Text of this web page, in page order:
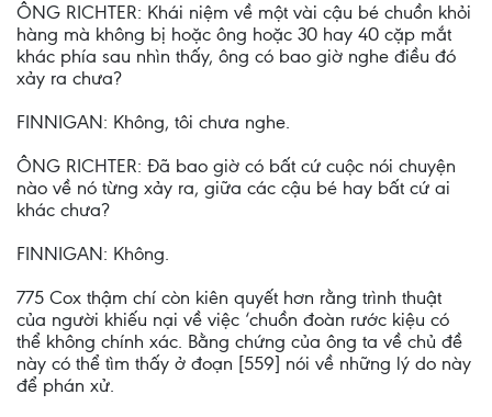
ÔNG RICHTER: Khái niệm về một vài cậu bé chuồn khỏi
hàng mà không bị hoặc ông hoặc 30 hay 40 cặp mắt
khác phía sau nhìn thấy, ông có bao giờ nghe điều đó
xảy ra chưa?
FINNIGAN: Không, tôi chưa nghe.
ÔNG RICHTER: Đã bao giờ có bất cứ cuộc nói chuyện
nào về nó từng xảy ra, giữa các cậu bé hay bất cứ ai
khác chưa?
FINNIGAN: Không.
775 Cox thậm chí còn kiên quyết hơn rằng trình thuật
của người khiếu nại về việc ‘chuồn đoàn rước kiệu có
thể không chính xác. Bằng chứng của ông ta về chủ đề
này có thể tìm thấy ở đoạn [559] nói về những lý do này
để phán xử.